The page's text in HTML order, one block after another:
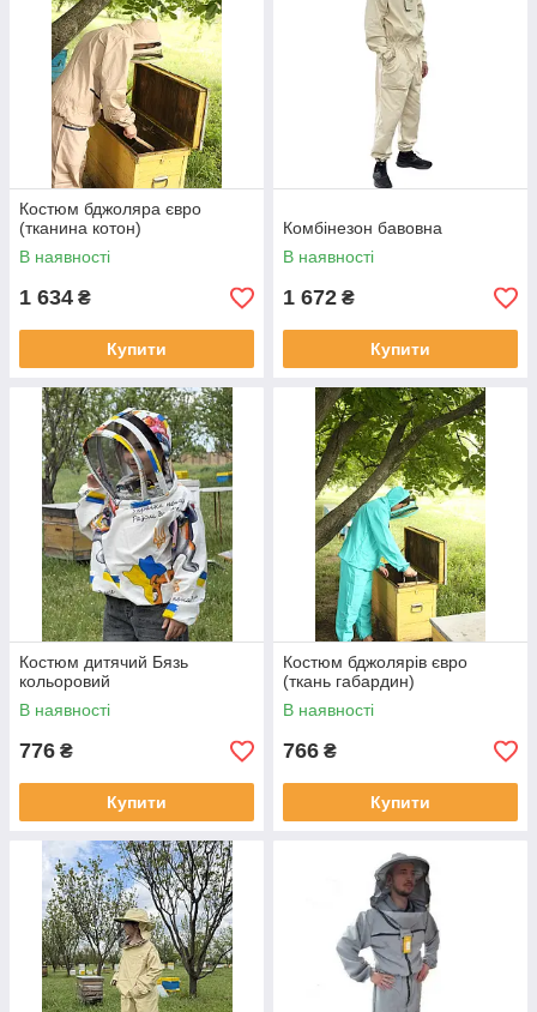
Костюм бджоляра євро
(тканина котон)
В наявності
1 634 ₴
Купити
Комбінезон бавовна
В наявності
1 672 ₴
Купити
Костюм дитячий Бязь
кольоровий
В наявності
776 ₴
Купити
Костюм бджолярів євро
(ткань габардин)
В наявності
766 ₴
Купити